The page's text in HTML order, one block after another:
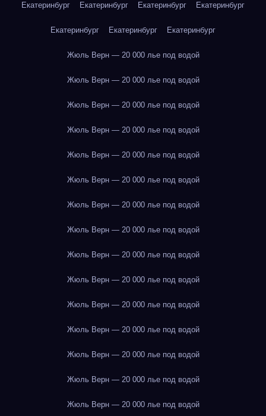
Екатеринбург Екатеринбург Екатеринбург Екатеринбург
Екатеринбург Екатеринбург Екатеринбург
Жюль Верн — 20 000 лье под водой
Жюль Верн — 20 000 лье под водой
Жюль Верн — 20 000 лье под водой
Жюль Верн — 20 000 лье под водой
Жюль Верн — 20 000 лье под водой
Жюль Верн — 20 000 лье под водой
Жюль Верн — 20 000 лье под водой
Жюль Верн — 20 000 лье под водой
Жюль Верн — 20 000 лье под водой
Жюль Верн — 20 000 лье под водой
Жюль Верн — 20 000 лье под водой
Жюль Верн — 20 000 лье под водой
Жюль Верн — 20 000 лье под водой
Жюль Верн — 20 000 лье под водой
Жюль Верн — 20 000 лье под водой